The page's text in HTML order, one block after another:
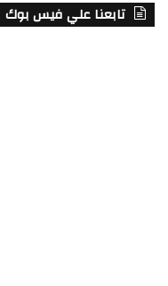
تابعنا علي فيس بوك